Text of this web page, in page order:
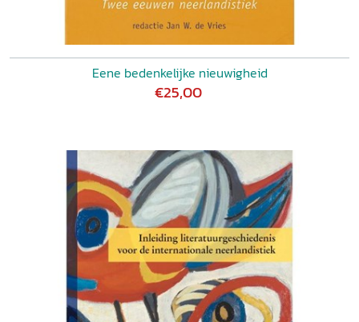
Eene bedenkelijke nieuwigheid
€25,00